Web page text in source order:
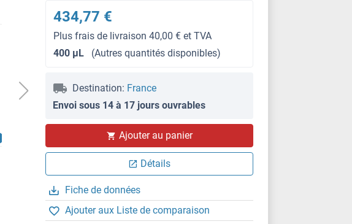
WB
434,77 €
Plus frais de livraison 40,00 € et TVA
400 μL
(Autres quantités disponibles)
Destination: France
Envoi sous 14 à 17 jours ouvrables
Ajouter au panier
Détails
Fiche de données
Ajouter aux Liste de comparaison